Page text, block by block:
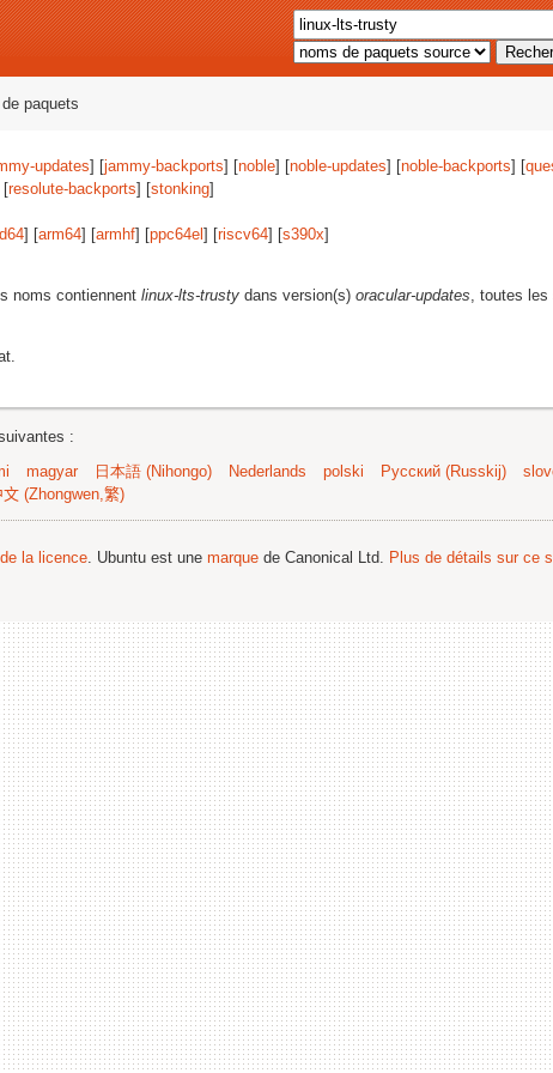
paquets
updates] [jammy-backports] [noble] [noble-updates] [noble-backports] [
[resolute-backports] [stonking]
] [arm64] [armhf] [ppc64el ] [riscv64] [s390x]
noms contiennent linux-lts-trusty dans version(s) oracular-updates, toutes les
:
magyar 日本語 (Nihongo) Nederlands polski Русский (Russkij)
文 (Zhongwen,繁)
la licence. Ubuntu est une marque de Canonical Ltd. Plus de détails sur ce